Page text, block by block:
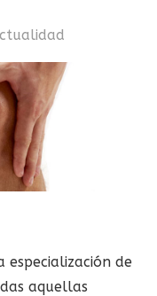
especialización de
aquellas